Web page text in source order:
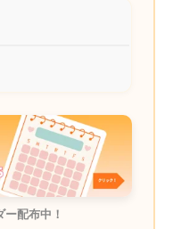
配布中！